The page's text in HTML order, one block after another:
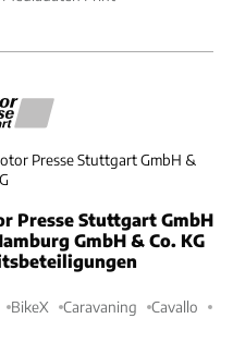
Presse Stuttgart GmbH &
Presse Stuttgart GmbH
GmbH & Co. KG
BikeX Caravaning Cavallo